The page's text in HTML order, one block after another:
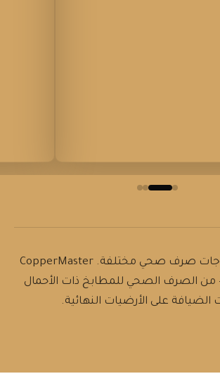
لكل مساحة احتياجات صرف صحي مختلفة. CopperMaster
الصرف الصحي للمطابخ ذات الأحمال
الضيافة على الأرضيات النهائية.
المؤسسية وممرات الخدمات